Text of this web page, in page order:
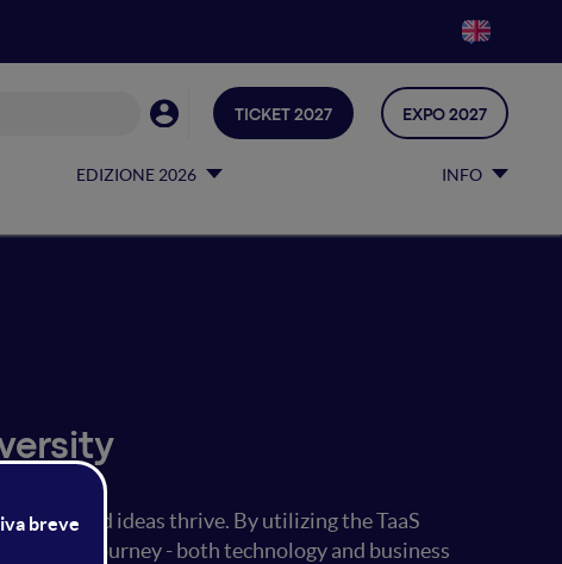
EDIZIONE 2026 INFO
TICKET 2027 EXPO 2027
and ideas thrive. By utilizing the TaaS
journey - both technology and business